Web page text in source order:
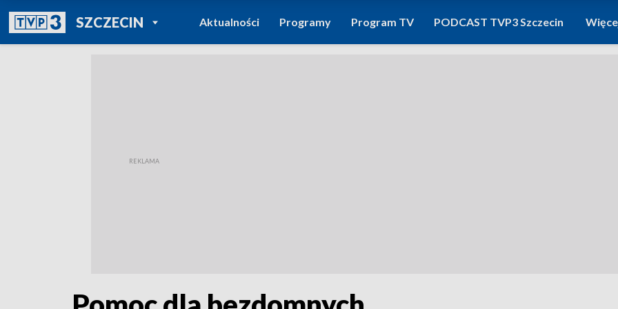
SZCZECINPOWRÓT DO
TVP REGIONY
Aktualności Programy Program TV PODCAST TVP3 Szczecin